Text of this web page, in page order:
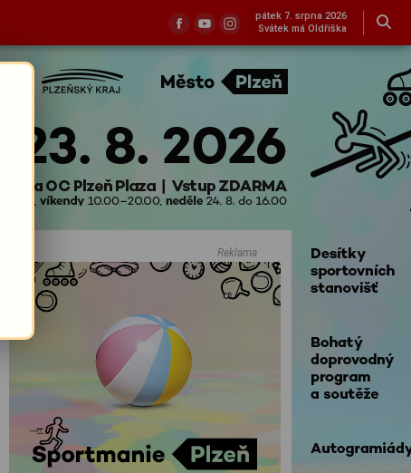
pátek 7. srpna 2026
Svátek má Oldřiška
Reklama